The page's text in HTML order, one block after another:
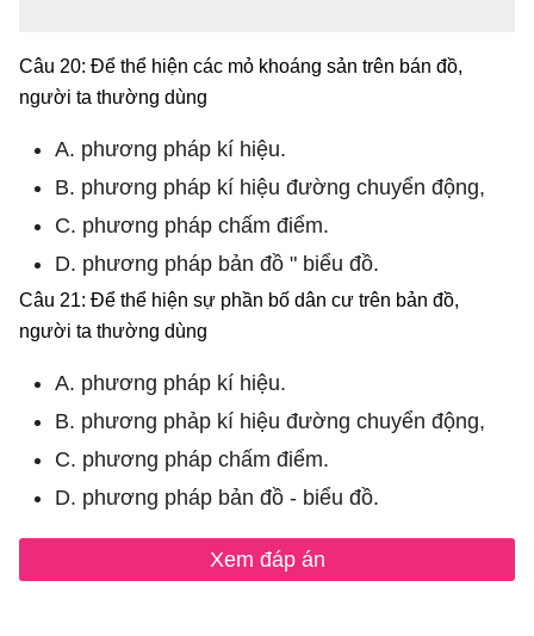
Câu 20: Để thể hiện các mỏ khoáng sản trên bán đồ,
người ta thường dùng
A. phương pháp kí hiệu.
B. phương pháp kí hiệu đường chuyển động,
C. phương pháp chấm điểm.
D. phương pháp bản đồ " biểu đồ.
Câu 21: Để thể hiện sự phần bố dân cư trên bản đồ,
người ta thường dùng
A. phương pháp kí hiệu.
B. phương phảp kí hiệu đường chuyển động,
C. phương pháp chấm điểm.
D. phương pháp bản đồ - biểu đồ.
Xem đáp án